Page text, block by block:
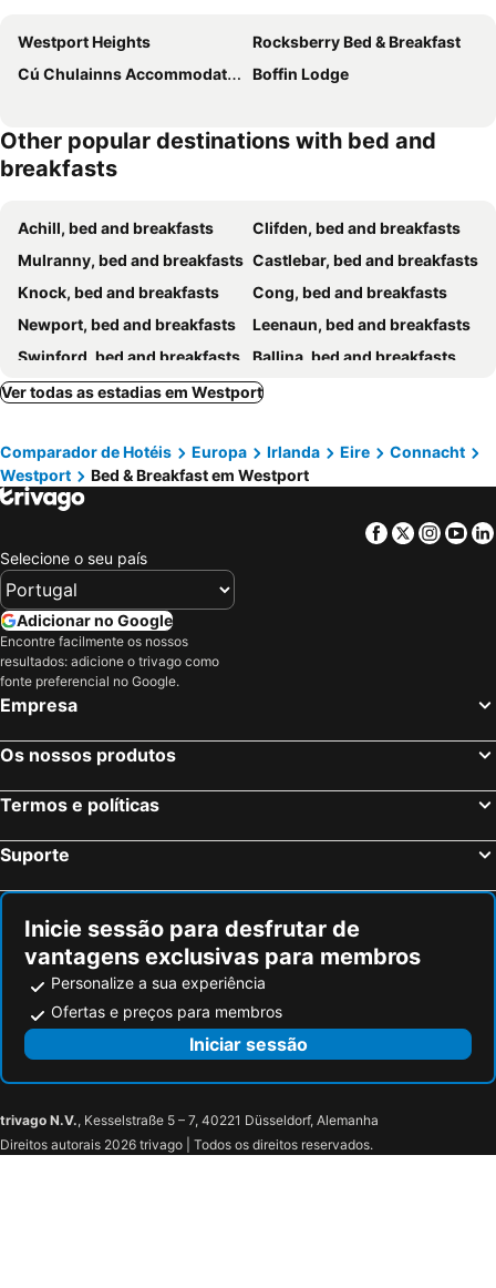
Westport Heights
Rocksberry Bed & Breakfast
Cú Chulainns Accommodation
Boffin Lodge
Other popular destinations with bed and
breakfasts
Achill, bed and breakfasts
Clifden, bed and breakfasts
Mulranny, bed and breakfasts Castlebar, bed and breakfasts
Knock, bed and breakfasts
Cong, bed and breakfasts
Newport, bed and breakfasts
Leenaun, bed and breakfasts
Swinford, bed and breakfasts
Ballina, bed and breakfasts
Ballinrobe, bed and breakfasts
Louisburgh, bed and breakfasts
Oughterard, bed and breakfasts
Inishbofin Island, bed and breakfasts
Killala, bed and breakfasts
Foxford, bed and breakfasts
Headford, bed and breakfasts
Dugort, bed and breakfasts
Clonbur, bed and breakfasts
Ver todas as estadias em Westport
Comparador de Hotéis Europa Irlanda Eire
Connacht
Westport
Bed & Breakfast em Westport
Facebook
Twitter
Selecione o seu país
Adicionar no Google
Encontre facilmente os nossos
resultados: adicione o trivago como
fonte preferencial no Google.
Empresa
Os nossos produtos
Termos e políticas
Suporte
Inicie sessão para desfrutar de
vantagens exclusivas para membros
Personalize a sua experiência
Ofertas e preços para membros
Iniciar sessão
trivago N.V., Kesselstraße 5 – 7, 40221 Düsseldorf, Alemanha
Direitos autorais 2026 trivago | Todos os direitos reservados.